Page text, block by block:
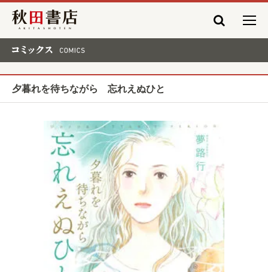
秋田書店
夕暮れを待ちながら 忘れえぬひと